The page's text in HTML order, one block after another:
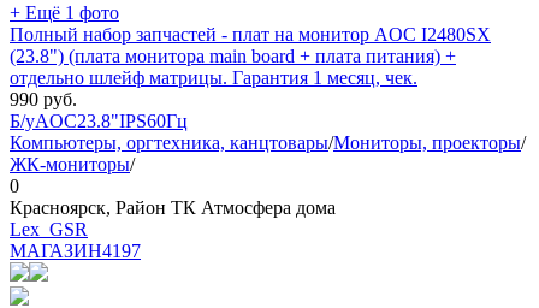
+ Ещё 1 фото
Полный набор запчастей - плат на монитор AOC I2480SX
(23.8") (плата монитора main board + плата питания) +
отдельно шлейф матрицы. Гарантия 1 месяц, чек.
990 руб.
Б/уAOC23.8"IPS60Гц
Компьютеры, оргтехника, канцтовары/Мониторы, проекторы/
ЖК-мониторы/
0
Красноярск, Район ТК Атмосфера дома
Lex_GSR
МАГАЗИН4197